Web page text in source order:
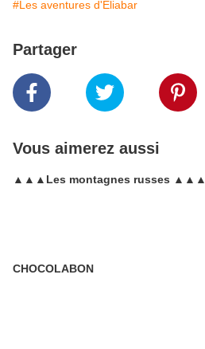
#Les aventures d'Eliabar
Partager
Vous aimerez aussi
▲▲▲Les montagnes russes ▲▲▲
CHOCOLABON